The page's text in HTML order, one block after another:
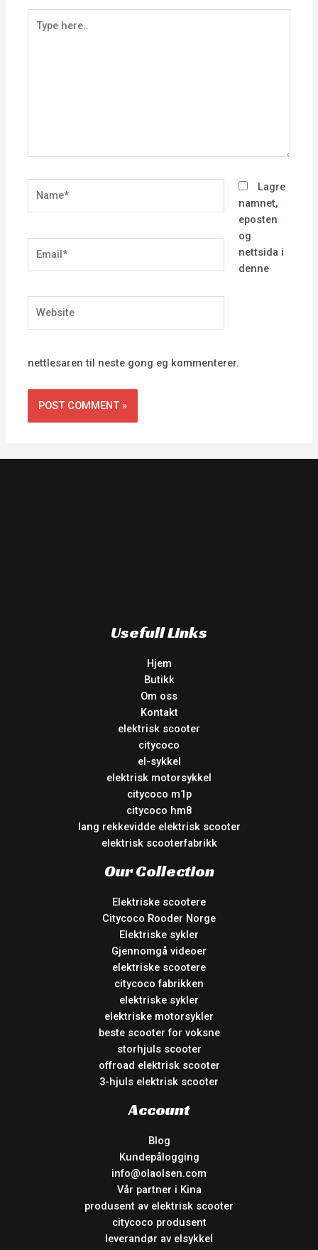
here..
Lagre
namnet,
eposten
og
nettsida i
denne
nettlesaren til neste gong eg kommenterer.
Usefull Links
Hjem
Butikk
Om oss
Kontakt
elektrisk scooter
citycoco
el-sykkel
elektrisk motorsykkel
citycoco m1p
citycoco hm8
lang rekkevidde elektrisk scooter
elektrisk scooterfabrikk
Our Collection
Elektriske scootere
Citycoco Rooder Norge
Elektriske sykler
Gjennomgå videoer
elektriske scootere
citycoco fabrikken
elektriske sykler
elektriske motorsykler
beste scooter for voksne
storhjuls scooter
offroad elektrisk scooter
3-hjuls elektrisk scooter
Account
Blog
Kundepålogging
info@olaolsen.com
Vår partner i Kina
produsent av elektrisk scooter
citycoco produsent
leverandør av elsykkel